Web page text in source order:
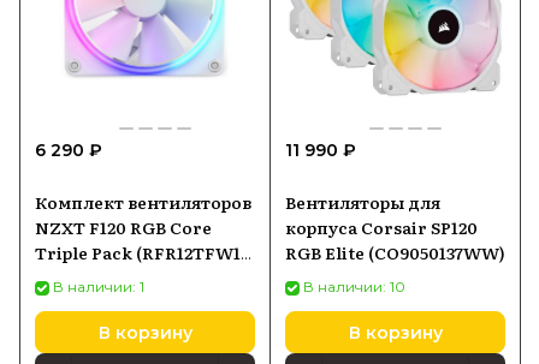
6 290 ₽
Комплект вентиляторов
NZXT F120 RGB Core
Triple Pack (RFR12TFW1),
белый
В наличии: 1
В корзину
11 990 ₽
Вентиляторы для
корпуса Corsair SP120
RGB Elite (CO9050137WW)
В наличии: 10
В корзину